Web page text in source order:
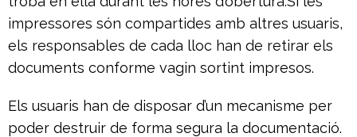
impressores són compartides amb altres usuaris,
els responsables de cada lloc han de retirar els
documents conforme vagin sortint impresos.
Els usuaris han de disposar d’un mecanisme per
poder destruir de forma segura la documentació.